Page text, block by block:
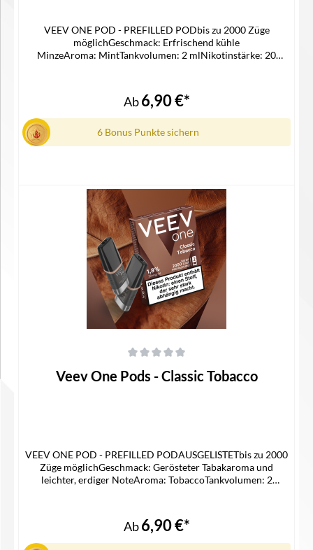
VEEV ONE POD - PREFILLED PODbis zu 2000 Züge
möglichGeschmack: Erfrischend kühle
MinzeAroma: MintTankvolumen: 2 mlNikotinstärke: 20
Geschmacksrichtung1x Gebrauchsinfomation
Ab6,90 €*
6 Bonus Punkte sichern
Details
Veev One Pods - Classic Tobacco
VEEV ONE POD - PREFILLED PODAUSGELISTETbis zu 2000
Züge möglichGeschmack: Gerösteter Tabakaroma und
leichter, erdiger NoteAroma: TobaccoTankvolumen: 2
der ausgewählten Geschmacksrichtung1x
Gebrauchsinfomation
Ab6,90 €*